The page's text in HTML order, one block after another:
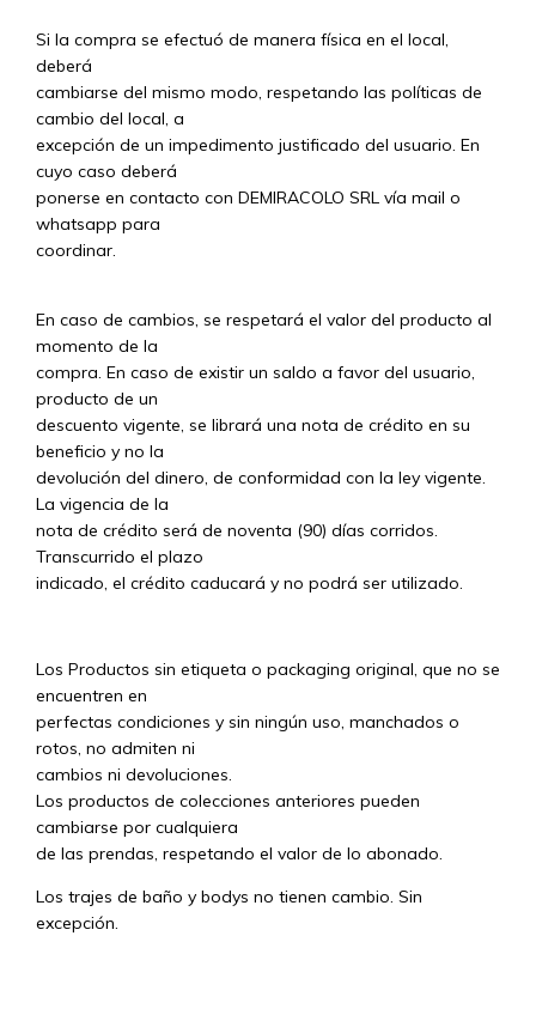
Si la compra se efectuó de manera física en el local,
deberá
cambiarse del mismo modo, respetando las políticas de
cambio del local, a
excepción de un impedimento justificado del usuario. En
cuyo caso deberá
ponerse en contacto con DEMIRACOLO SRL vía mail o
whatsapp para
coordinar.
En caso de cambios, se respetará el valor del producto al
momento de la
compra. En caso de existir un saldo a favor del usuario,
producto de un
descuento vigente, se librará una nota de crédito en su
beneficio y no la
devolución del dinero, de conformidad con la ley vigente.
La vigencia de la
nota de crédito será de noventa (90) días corridos.
Transcurrido el plazo
indicado, el crédito caducará y no podrá ser utilizado.
Los Productos sin etiqueta o packaging original, que no se
encuentren en
perfectas condiciones y sin ningún uso, manchados o
rotos, no admiten ni
cambios ni devoluciones.
Los productos de colecciones anteriores pueden
cambiarse por cualquiera
de las prendas, respetando el valor de lo abonado.
Los trajes de baño y bodys no tienen cambio. Sin
excepción.